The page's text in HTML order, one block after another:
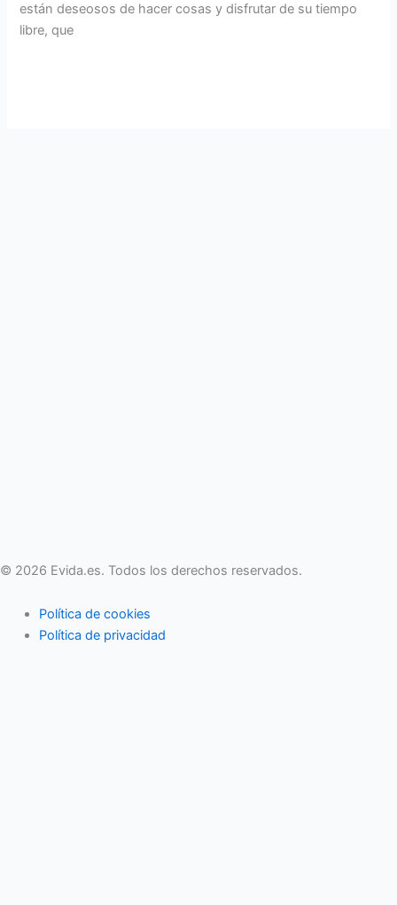
están deseosos de hacer cosas y disfrutar de su tiempo
libre, que
© 2026 Evida.es. Todos los derechos reservados.
Política de cookies
Política de privacidad